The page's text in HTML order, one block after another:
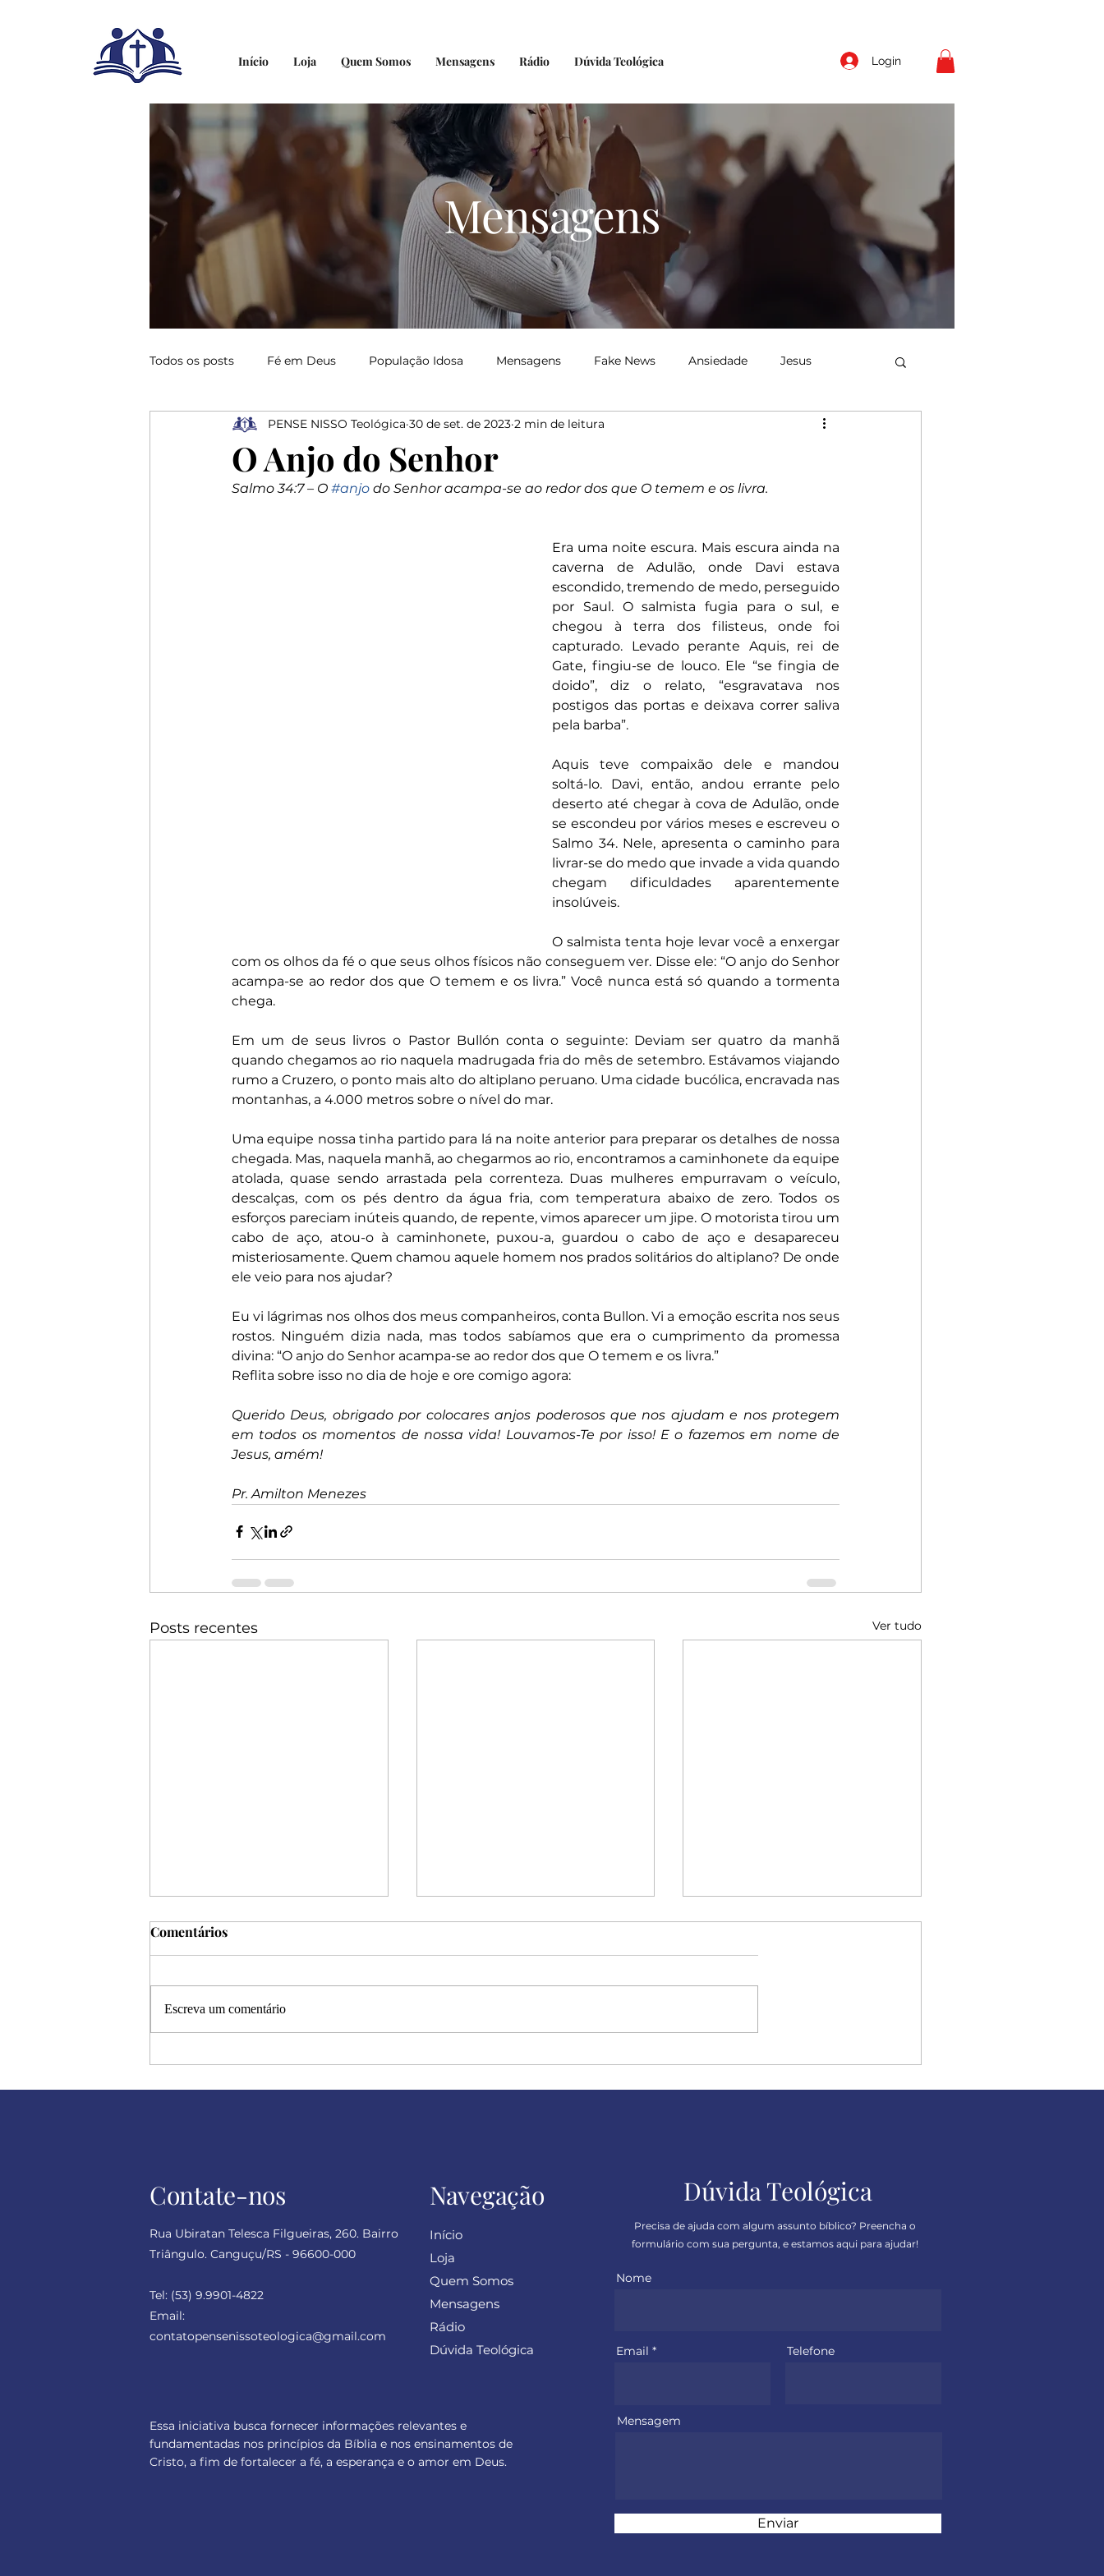
Início Loja Quem Somos Mensagens Rádio Dúvida Teológica Login
Mensagens
Todos os posts Fé em Deus População Idosa Mensagens Fake News Ansiedade Jesus
Ressurreição Depressão Elias Medo Bondade Salmista
Profissionais Elogios Elogiar Dizer Salomão Proverbios Davi Riqueza
O Anjo do Senhor
PENSE NISSO Teológica 30 de set. de 2023 2 min de leitura
Salmo 34:7 – O #anjo do Senhor acampa-se ao redor dos que O temem e os livra.
Era uma noite escura. Mais escura ainda na
caverna de Adulão, onde Davi estava
escondido, tremendo de medo, perseguido
por Saul. O salmista fugia para o sul, e
chegou à terra dos filisteus, onde foi
capturado. Levado perante Aquis, rei de
Gate, fingiu-se de louco. Ele “se fingia de
doido”, diz o relato, “esgravatava nos
postigos das portas e deixava correr saliva
pela barba”.
Aquis teve compaixão dele e mandou
soltá-lo. Davi, então, andou errante pelo
deserto até chegar à cova de Adulão, onde
se escondeu por vários meses e escreveu o
Salmo 34. Nele, apresenta o caminho para
livrar-se do medo que invade a vida quando
chegam dificuldades aparentemente
insolúveis.
O salmista tenta hoje levar você a enxergar
com os olhos da fé o que seus olhos físicos não conseguem ver. Disse ele: “O anjo do Senhor
acampa-se ao redor dos que O temem e os livra.” Você nunca está só quando a tormenta
chega.
Em um de seus livros o Pastor Bullón conta o seguinte: Deviam ser quatro da manhã
quando chegamos ao rio naquela madrugada fria do mês de setembro. Estávamos viajando
rumo a Cruzero, o ponto mais alto do altiplano peruano. Uma cidade bucólica, encravada nas
montanhas, a 4.000 metros sobre o nível do mar.
Uma equipe nossa tinha partido para lá na noite anterior para preparar os detalhes de nossa
chegada. Mas, naquela manhã, ao chegarmos ao rio, encontramos a caminhonete da equipe
atolada, quase sendo arrastada pela correnteza. Duas mulheres empurravam o veículo,
descalças, com os pés dentro da água fria, com temperatura abaixo de zero. Todos os
esforços pareciam inúteis quando, de repente, vimos aparecer um jipe. O motorista tirou um
cabo de aço, atou-o à caminhonete, puxou-a, guardou o cabo de aço e desapareceu
misteriosamente. Quem chamou aquele homem nos prados solitários do altiplano? De onde
ele veio para nos ajudar?
Eu vi lágrimas nos olhos dos meus companheiros, conta Bullon. Vi a emoção escrita nos seus
rostos. Ninguém dizia nada, mas todos sabíamos que era o cumprimento da promessa
divina: “O anjo do Senhor acampa-se ao redor dos que O temem e os livra.”
Reflita sobre isso no dia de hoje e ore comigo agora:
Querido Deus, obrigado por colocares anjos poderosos que nos ajudam e nos protegem
em todos os momentos de nossa vida! Louvamos-Te por isso! E o fazemos em nome de
Jesus, amém!
Pr. Amilton Menezes
Posts recentes Ver tudo
Felicidade!
Comentários
Escreva um comentário
Contate-nos
Rua Ubiratan Telesca Filgueiras, 260. Bairro
Triângulo. Canguçu/RS - 96600-000
Tel: (53) 9.9901-4822
Email:
contatopensenissoteologica@gmail.com
Navegação
Início
Loja
Quem Somos
Mensagens
Rádio
Dúvida Teológica
Essa iniciativa busca fornecer informações relevantes e
fundamentadas nos princípios da Bíblia e nos ensinamentos de
Cristo, a fim de fortalecer a fé, a esperança e o amor em Deus.
Dúvida Teológica
Precisa de ajuda com algum assunto bíblico? Preencha o
formulário com sua pergunta, e estamos aqui para ajudar!
Nome
Email Telefone
Mensagem
Enviar